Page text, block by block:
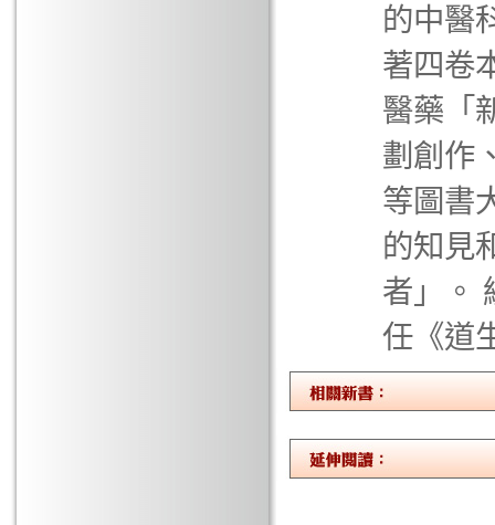
的中醫
著四卷
醫藥「
劃創作
等圖書
的知見
者」。
任《道